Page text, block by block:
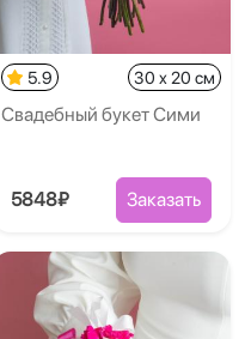
5.9 30 x 20 см
Свадебный букет Сими
5848₽ Заказать